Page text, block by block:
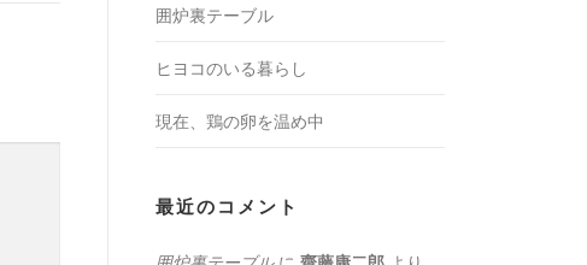
囲炉裏テーブル
ヒヨコのいる暮らし
現在、鶏の卵を温め中
最近のコメント